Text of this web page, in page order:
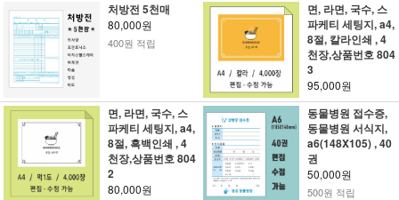
처방전 5천매
80,000원
400원 적립
면, 라면, 국수, 스
파케티 세팅지, a4,
8절, 칼라인쇄 , 4
천장,상품번호 804
3
95,000원
면, 라면, 국수, 스
파케티 세팅지, a4,
8절, 흑백인쇄 , 4
천장,상품번호 804
2
80,000원
동물병원 접수증,
동물병원 서식지,
a6(148X105) , 40
권
50,000원
500원 적립